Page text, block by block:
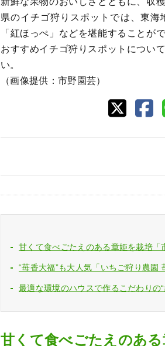
県のイチゴ狩りスポットでは、東
「紅ほっぺ」などを堪能することが
おすすめイチゴ狩りスポットについ
い。
（画像提供：市野園芸）
甘くて食べごたえのある章姫を栽培「
“苺香大福”も大人気「いちご狩り農園
最適な環境のハウスで作るこだわりの
甘くて食べごたえのあ